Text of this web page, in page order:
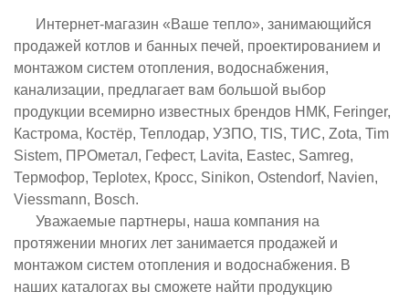
Интернет-магазин «Ваше тепло», занимающийся
продажей котлов и банных печей, проектированием и
монтажом систем отопления, водоснабжения,
канализации, предлагает вам большой выбор
продукции всемирно известных брендов НМК, Feringer,
Кастрома, Костёр, Теплодар, УЗПО, TIS, ТИС, Zota, Tim
Sistem, ПРОметал, Гефест, Lavita, Eastec, Samreg,
Термофор, Teplotex, Кросс, Sinikon, Ostendorf, Navien,
Viessmann, Bosch.
Уважаемые партнеры, наша компания на
протяжении многих лет занимается продажей и
монтажом систем отопления и водоснабжения. В
наших каталогах вы сможете найти продукцию